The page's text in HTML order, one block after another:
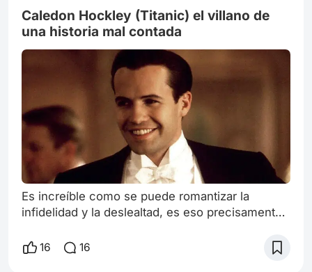
Caledon Hockley (Titanic) el villano de
una historia mal contada
Es increíble como se puede romantizar la
infidelidad y la deslealtad, es eso precisamente
entre Rose, Jack y Caledon, el protagonista de
16 16